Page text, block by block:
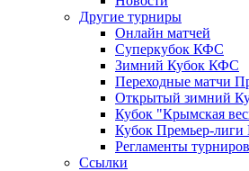
Другие турниры
Онлайн матчей
Суперкубок КФС
Зимний Кубок КФС
Переходные матчи
Открытый зимний
Кубок "Крымская
Кубок Премьер-
Регламенты
Ссылки